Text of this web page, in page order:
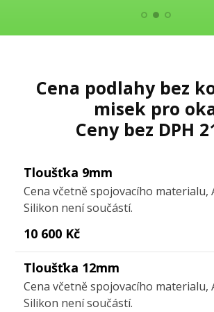
Cena podlahy bez
misek pro
Ceny bez DPH
Tloušťka 9mm
Cena včetně spojovacího materialu,
Silikon není součástí.
10 600 Kč
Tloušťka 12mm
Cena včetně spojovacího materialu,
Silikon není součástí.